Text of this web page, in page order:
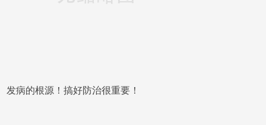
发病的根源！搞好防治很重要！